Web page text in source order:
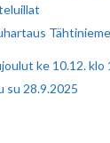
ke 10.12. klo
su 28.9.2025